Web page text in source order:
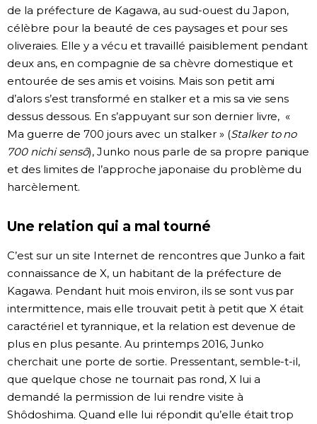
de la préfecture de Kagawa, au sud-ouest du Japon,
célèbre pour la beauté de ces paysages et pour ses
oliveraies. Elle y a vécu et travaillé paisiblement pendant
deux ans, en compagnie de sa chèvre domestique et
entourée de ses amis et voisins. Mais son petit ami
d’alors s’est transformé en stalker et a mis sa vie sens
dessus dessous. En s’appuyant sur son dernier livre, «
Ma guerre de 700 jours avec un stalker » (Stalker to no
700 nichi sensô), Junko nous parle de sa propre panique
et des limites de l’approche japonaise du problème du
harcèlement.
Une relation qui a mal tourné
C’est sur un site Internet de rencontres que Junko a fait
connaissance de X, un habitant de la préfecture de
Kagawa. Pendant huit mois environ, ils se sont vus par
intermittence, mais elle trouvait petit à petit que X était
caractériel et tyrannique, et la relation est devenue de
plus en plus pesante. Au printemps 2016, Junko
cherchait une porte de sortie. Pressentant, semble-t-il,
que quelque chose ne tournait pas rond, X lui a
demandé la permission de lui rendre visite à
Shôdoshima. Quand elle lui répondit qu’elle était trop